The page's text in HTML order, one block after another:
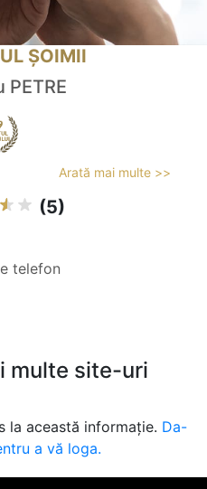
ȘOIMII
Arată mai multe >>
(5)
telefon
multe site-uri
la această informație. Da-
a vă loga.